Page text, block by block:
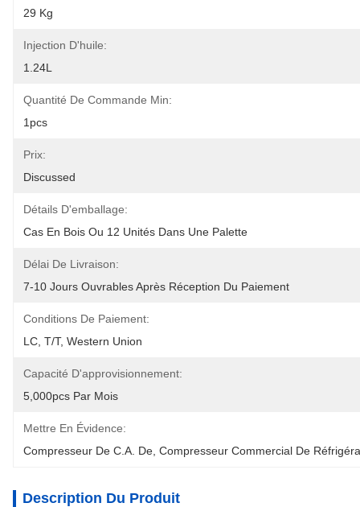
29 Kg
Injection D'huile:
1.24L
Quantité De Commande Min:
1pcs
Prix:
Discussed
Détails D'emballage:
Cas En Bois Ou 12 Unités Dans Une Palette
Délai De Livraison:
7-10 Jours Ouvrables Après Réception Du Paiement
Conditions De Paiement:
LC, T/T, Western Union
Capacité D'approvisionnement:
5,000pcs Par Mois
Mettre En Évidence:
Compresseur De C.A. De Compresseur Commercial De
Description Du Produit